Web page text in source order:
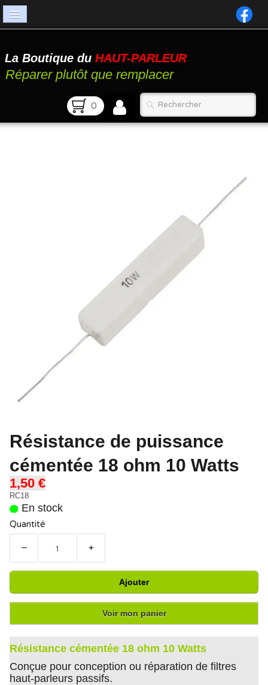
Catalogue
Atelier
La Boutique du HAUT-PARLEUR
Réparer plutôt que remplacer
0
Résistance de puissance
cémentée 18 ohm 10 Watts
1,50 €
RC18
En stock
Quantité
− +
Ajouter
Voir mon panier
Résistance cémentée 18 ohm 10 Watts
Conçue pour conception ou réparation de filtres
haut-parleurs passifs.